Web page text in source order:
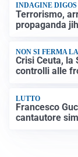
INDAGINE DIGOS
Terrorismo,
propaganda
NON SI FERMA
Crisi Ceuta, la
controlli alle
LUTTO
Francesco
cantautore